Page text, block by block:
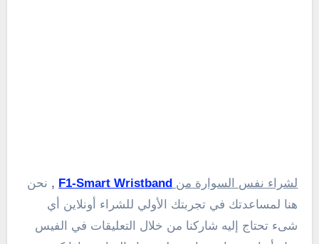
لشراء نفس السوارة من F1-Smart Wristband
, نحن
هنا لمساعدتك في تجربتك الأولي للشراء أونلاين أي
شىء تحتاج إليه شاركنا من خلال التعليقات في الفيس